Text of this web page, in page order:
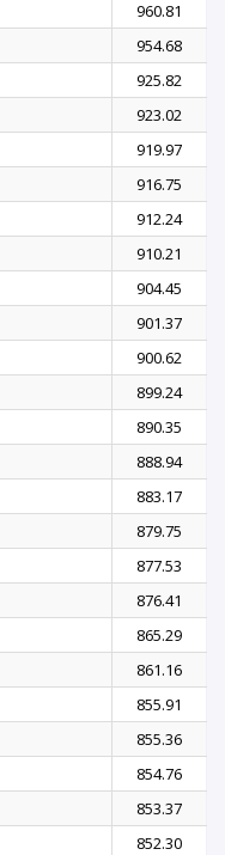
960.81
954.68
925.82
923.02
919.97
916.75
912.24
910.21
904.45
901.37
900.62
899.24
890.35
888.94
883.17
879.75
877.53
876.41
865.29
861.16
855.91
855.36
854.76
853.37
852.30